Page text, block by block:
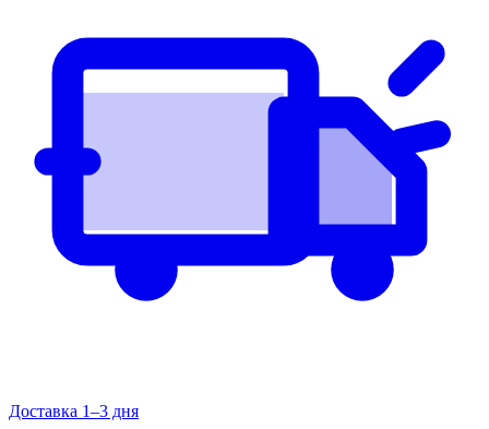
Доставка 1–3 дня